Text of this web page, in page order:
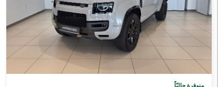
منوفرة حاليّاً
السعر
المحرك
باقات
المواصفات